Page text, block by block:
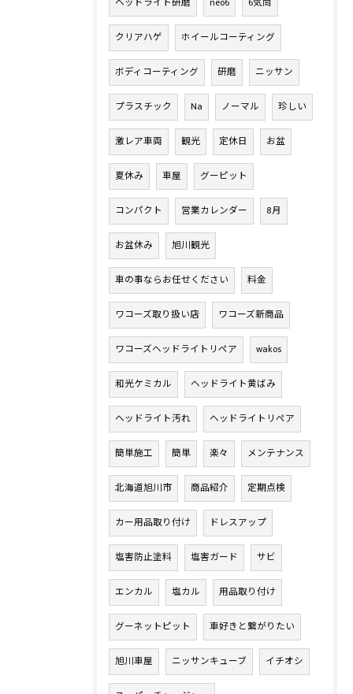
クリアハゲ ホイールコーティング
ボディコーティング 研磨 ニッサン
プラスチック Na ノーマル 珍しい
激レア車両 観光 定休日 お盆
夏休み 車屋 グーピット
コンパクト 営業カレンダー 8月
お盆休み 旭川観光
車の事ならお任せください 料金
ワコーズ取り扱い店 ワコーズ新商品
ワコーズヘッドライトリペア wakos
和光ケミカル ヘッドライト黄ばみ
ヘッドライト汚れ ヘッドライトリペア
簡単施工 簡単 楽々 メンテナンス
北海道旭川市 商品紹介 定期点検
カー用品取り付け ドレスアップ
塩害防止塗料 塩害ガード サビ
エンカル 塩カル 用品取り付け
グーネットピット 車好きと繋がりたい
旭川車屋 ニッサンキューブ イチオシ